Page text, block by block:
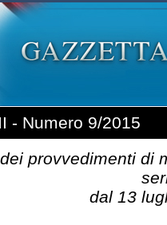
- Numero 9/2015
provvedimenti di
dal 13